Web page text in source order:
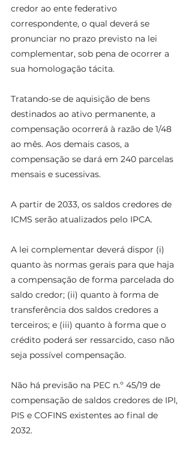
credor ao ente federativo
correspondente, o qual deverá se
pronunciar no prazo previsto na lei
complementar, sob pena de ocorrer a
sua homologação tácita.
Tratando-se de aquisição de bens
destinados ao ativo permanente, a
compensação ocorrerá à razão de 1/48
ao mês. Aos demais casos, a
compensação se dará em 240 parcelas
mensais e sucessivas.
A partir de 2033, os saldos credores de
ICMS serão atualizados pelo IPCA.
A lei complementar deverá dispor (i)
quanto às normas gerais para que haja
a compensação de forma parcelada do
saldo credor; (ii) quanto à forma de
transferência dos saldos credores a
terceiros; e (iii) quanto à forma que o
crédito poderá ser ressarcido, caso não
seja possível compensação.
Não há previsão na PEC n.º 45/19 de
compensação de saldos credores de IPI,
PIS e COFINS existentes ao final de
2032.